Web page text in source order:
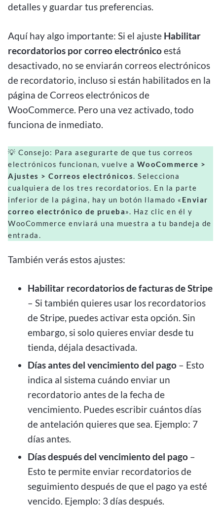
detalles y guardar tus preferencias.
Aquí hay algo importante: Si el ajuste Habilitar
recordatorios por correo electrónicoestá
desactivado, no se enviarán correos electrónicos
de recordatorio, incluso si están habilitados en la
página de Correos electrónicos de
WooCommerce. Pero una vez activado, todo
funciona de inmediato.
💡 Consejo: Para asegurarte de que tus correos
electrónicos funcionan, vuelve a WooCommerce >
Ajustes > Correos electrónicos. Selecciona
cualquiera de los tres recordatorios. En la parte
inferior de la página, hay un botón llamado « Enviar
correo electrónico de prueba». Haz clic en él y
WooCommerce enviará una muestra a tu bandeja de
entrada.
También verás estos ajustes:
Habilitar recordatorios de facturas de Stripe
– Si también quieres usar los recordatorios
de Stripe, puedes activar esta opción. Sin
embargo, si solo quieres enviar desde tu
tienda, déjala desactivada.
Días antes del vencimiento del pago – Esto
indica al sistema cuándo enviar un
recordatorio antes de la fecha de
vencimiento. Puedes escribir cuántos días
de antelación quieres que sea. Ejemplo: 7
días antes.
Días después del vencimiento del pago –
Esto te permite enviar recordatorios de
seguimiento después de que el pago ya esté
vencido. Ejemplo: 3 días después.